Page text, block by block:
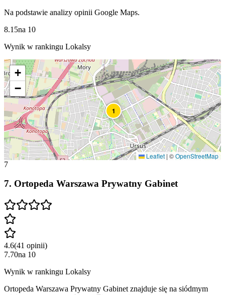
Na podstawie analizy opinii Google Maps.
8.15na 10
Wynik w rankingu Lokalsy
1
+
−
Leaflet | ©OpenStreetMap
7
7. Ortopeda Warszawa Prywatny Gabinet
4.6(41 opinii)
7.70na 10
Wynik w rankingu Lokalsy
Ortopeda Warszawa Prywatny Gabinet znajduje się na siódmym